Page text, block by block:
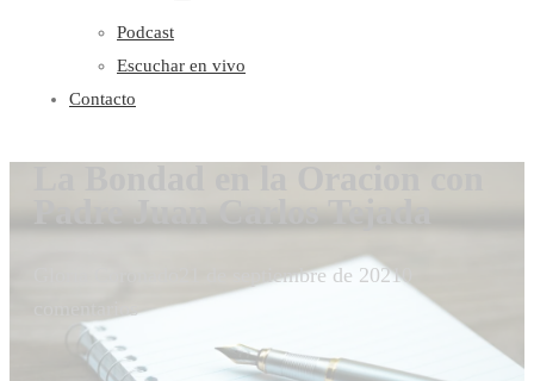
Podcast
Escuchar en vivo
Contacto
Padre Juan Carlos Tejada
21 de septiembre de 20210
comentarios